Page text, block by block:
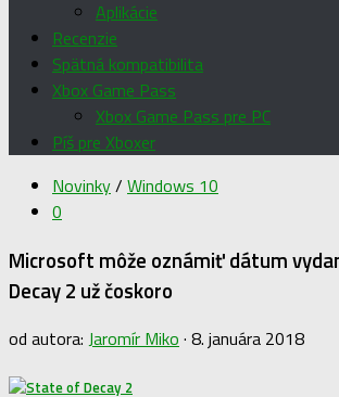
Aplikácie
Recenzie
Spätná kompatibilita
Xbox Game Pass
Xbox Game Pass pre PC
Píš pre Xboxer
Novinky/ Windows 10
0
Microsoft môže oznámiť dátum
Decay 2 už čoskoro
od autora: Jaromír Miko · 8. januára 2018